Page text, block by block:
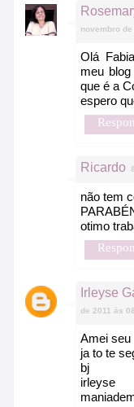
novembro
Olá
meu
que é a
espero
Ricardo
não tem
otimo
Irleyse
de 2011 às
Amei seu
ja to te
bj
irleyse